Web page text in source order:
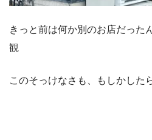
きっと前は何か別のお店だった
観
このそっけなさも、もしかした